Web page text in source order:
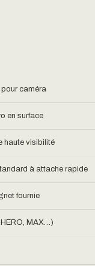
caméra
en surface
haute visibilité
à attache rapide
fournie
MAX…)